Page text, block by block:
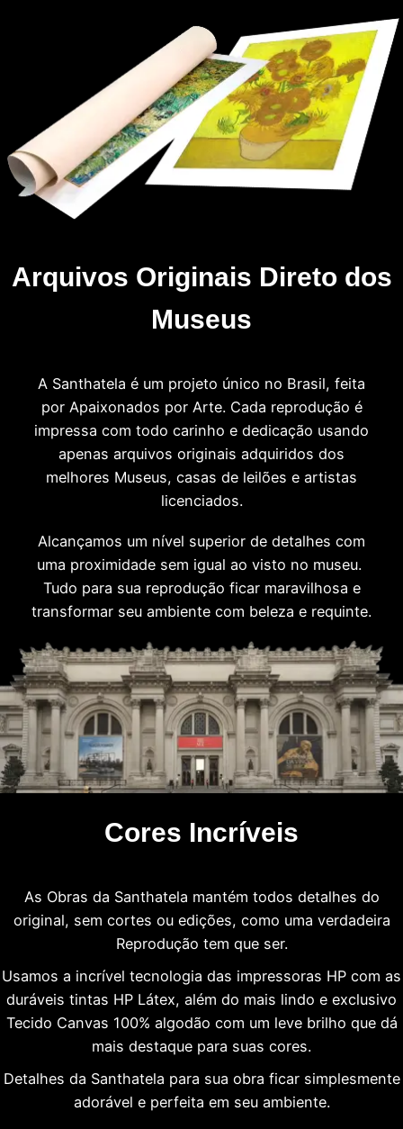
Arquivos Originais Direto dos
Museus
A Santhatela é um projeto único no Brasil, feita
por Apaixonados por Arte. Cada reprodução é
impressa com todo carinho e dedicação usando
apenas arquivos originais adquiridos dos
melhores Museus, casas de leilões e artistas
licenciados.
Alcançamos um nível superior de detalhes com
uma proximidade sem igual ao visto no museu.
Tudo para sua reprodução ficar maravilhosa e
transformar seu ambiente com beleza e requinte.
Cores Incríveis
As Obras da Santhatela mantém todos detalhes do
original, sem cortes ou edições, como uma verdadeira
Reprodução tem que ser.
Usamos a incrível tecnologia das impressoras HP com as
duráveis tintas HP Látex, além do mais lindo e exclusivo
Tecido Canvas 100% algodão com um leve brilho que dá
mais destaque para suas cores.
Detalhes da Santhatela para sua obra ficar simplesmente
adorável e perfeita em seu ambiente.